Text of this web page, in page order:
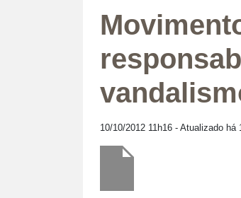
10/10/2012 11h16 - Atualizado há